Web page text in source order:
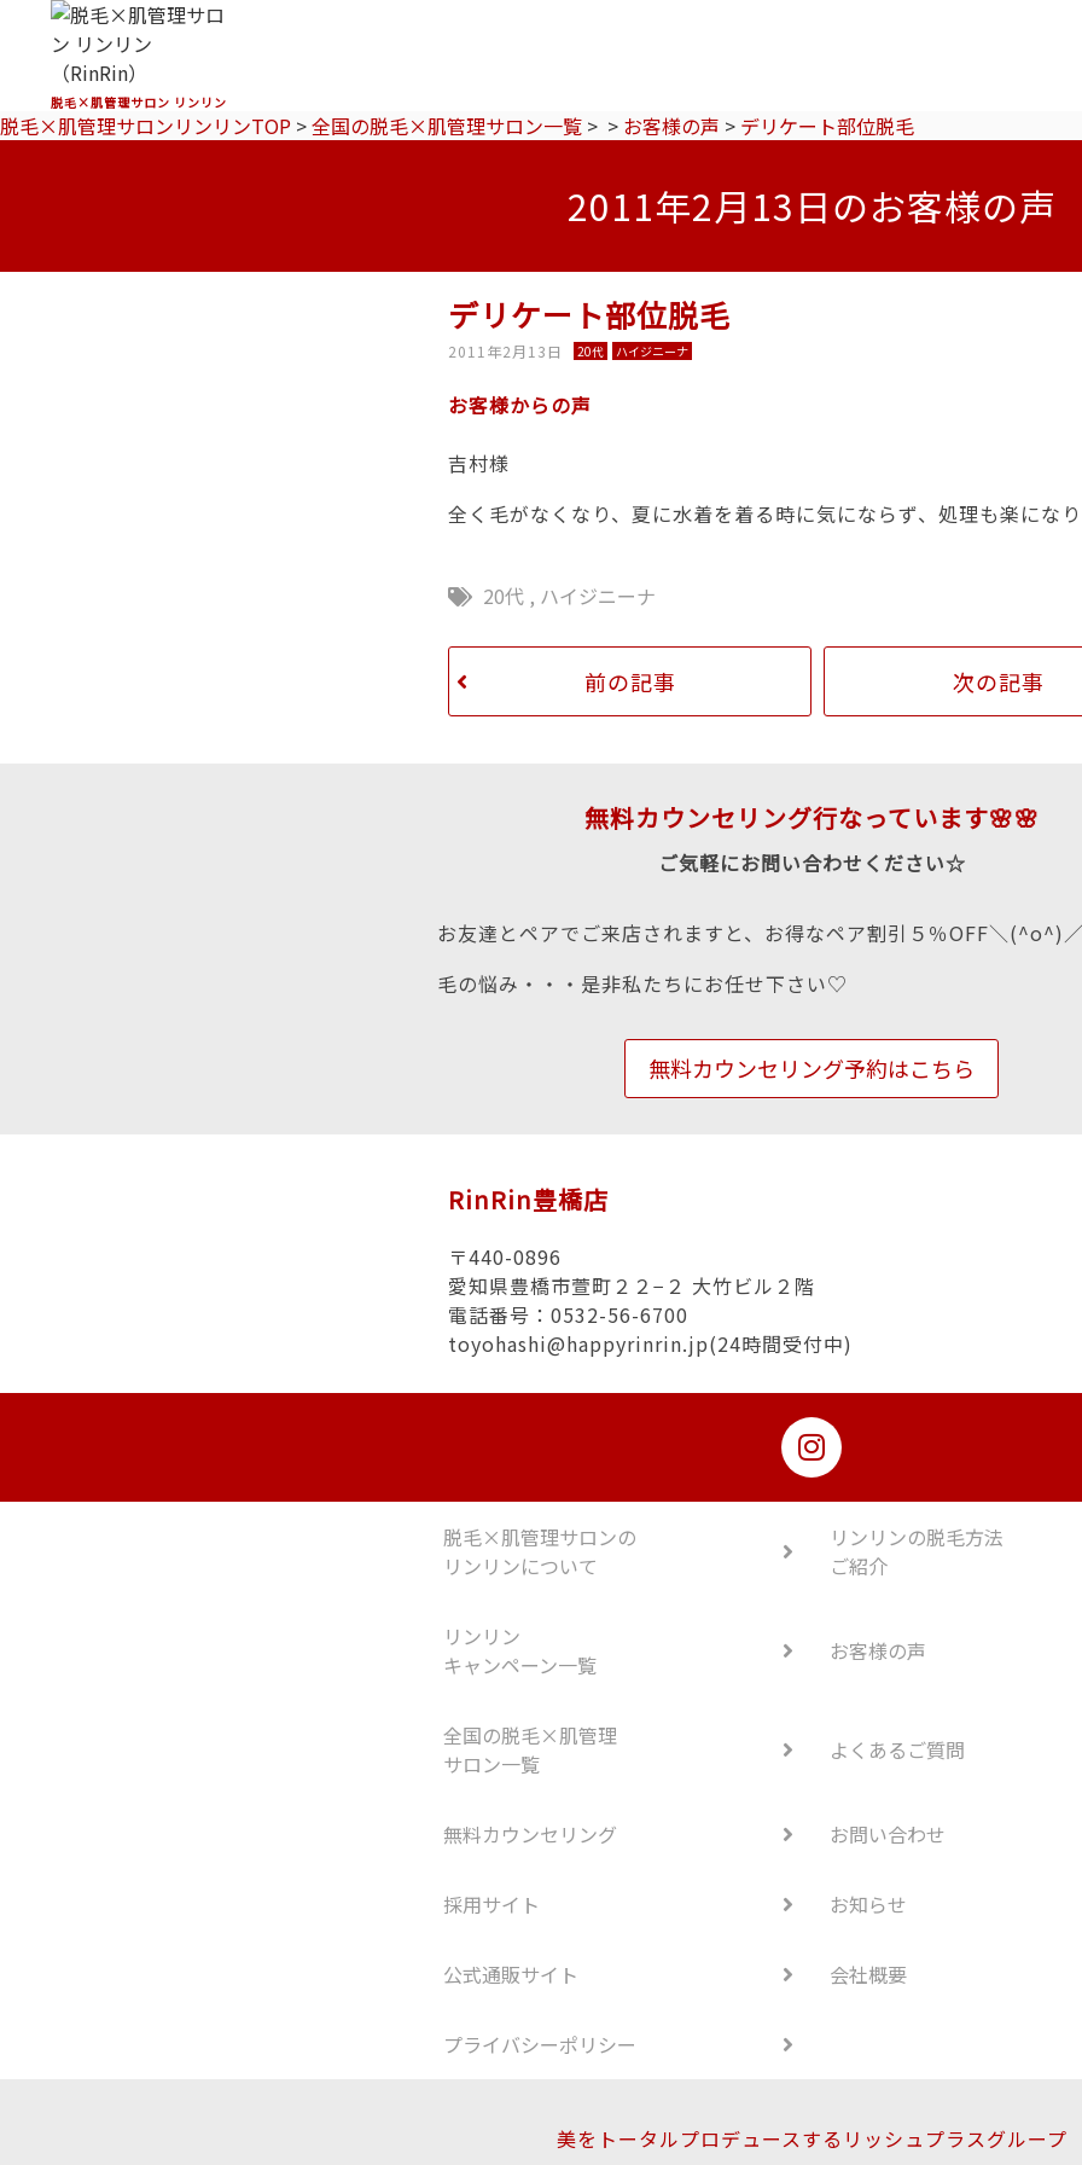
脱毛×肌管理サロン リンリン
脱毛×肌管理サロンリンリンTOP >全国の脱毛×肌管理サロン一覧 > > お客様の声 > デリケート部位脱毛
2011年2月13日のお客様の声
デリケート部位脱毛
2011年2月13日 20代 ハイジニーナ
お客様からの声
吉村様
全く毛がなくなり、夏に水着を着る時に気にならず、処理も楽にな
20代 , ハイジニーナ
前の記事 次の記事
無料カウンセリング行なっています🌸🌸
ご気軽にお問い合わせください☆
お友達とペアでご来店されますと、お得なペア割引５％OFF＼(^o^)
毛の悩み・・・是非私たちにお任せ下さい♡
無料カウンセリング予約はこちら
RinRin豊橋店
〒440-0896
愛知県豊橋市萱町２２−２ 大竹ビル２階
電話番号：0532-56-6700
toyohashi@happyrinrin.jp(24時間受付中)
脱毛×肌管理サロンの
リンリンについて
リンリンの脱毛方法
ご紹介
リンリン
キャンペーン一覧
お客様の声
全国の脱毛×肌管理
サロン一覧
よくあるご質問
無料カウンセリング お問い合わせ
採用サイト お知らせ
公式通販サイト 会社概要
プライバシーポリシー
美をトータルプロデュースするリッシュプラスグループ